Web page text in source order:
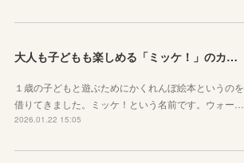
大人も子どもも楽しめる「ミッケ！」のカニに翻弄された話
１歳の子どもと遊ぶためにかくれんぼ絵本というのを
借りてきました。ミッケ！という名前です。ウォー…
2026.01.22 15:05